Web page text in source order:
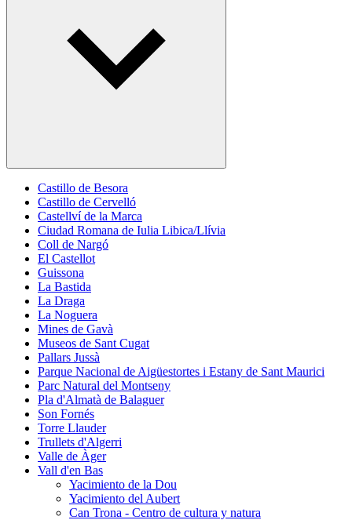
Castillo de Besora
Castillo de Cervelló
Castellví de la Marca
Ciudad Romana de Iulia Libica/Llívia
Coll de Nargó
El Castellot
Guissona
La Bastida
La Draga
La Noguera
Mines de Gavà
Museos de Sant Cugat
Pallars Jussà
Parque Nacional de Aigüestortes i Estany de Sant Maurici
Parc Natural del Montseny
Pla d'Almatà de Balaguer
Son Fornés
Torre Llauder
Trullets d'Algerri
Valle de Àger
Vall d'en Bas
Yacimiento de la Dou
Yacimiento del Aubert
Can Trona - Centro de cultura y natura